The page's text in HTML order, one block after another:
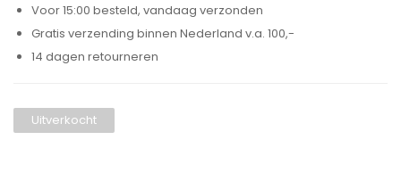
Voor 15:00 besteld, vandaag verzonden
Gratis verzending binnen Nederland v.a. 100,-
14 dagen retourneren
Uitverkocht